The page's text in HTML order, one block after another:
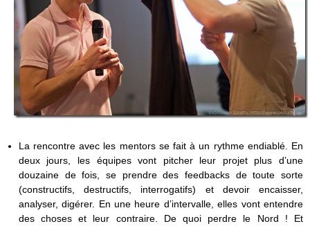
La rencontre avec les mentors se fait à un rythme endiablé. En
deux jours, les équipes vont pitcher leur projet plus d’une
douzaine de fois, se prendre des feedbacks de toute sorte
(constructifs, destructifs, interrogatifs) et devoir encaisser,
analyser, digérer. En une heure d’intervalle, elles vont entendre
des choses et leur contraire. De quoi perdre le Nord ! Et